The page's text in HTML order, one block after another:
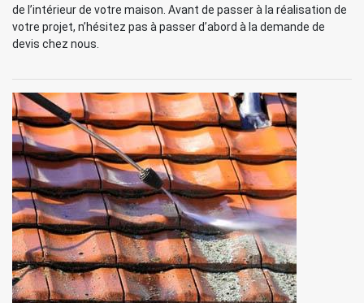
de l’intérieur de votre maison. Avant de passer à la réalisation de
votre projet, n’hésitez pas à passer d’abord à la demande de
devis chez nous.